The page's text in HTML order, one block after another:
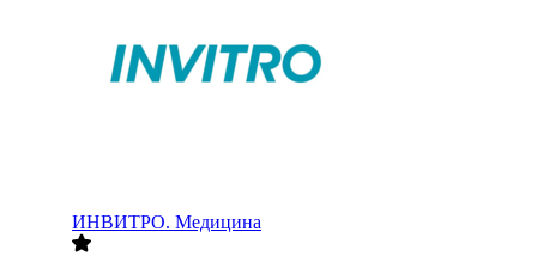
ИНВИТРО. Медицина